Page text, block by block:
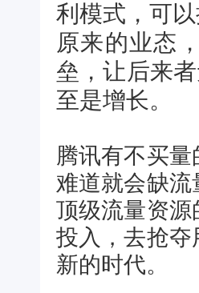
利模式，可
原来的业态
垒，让后来
至是增长。
腾讯有不买
难道就会缺
顶级流量资
投入，去抢
新的时代。